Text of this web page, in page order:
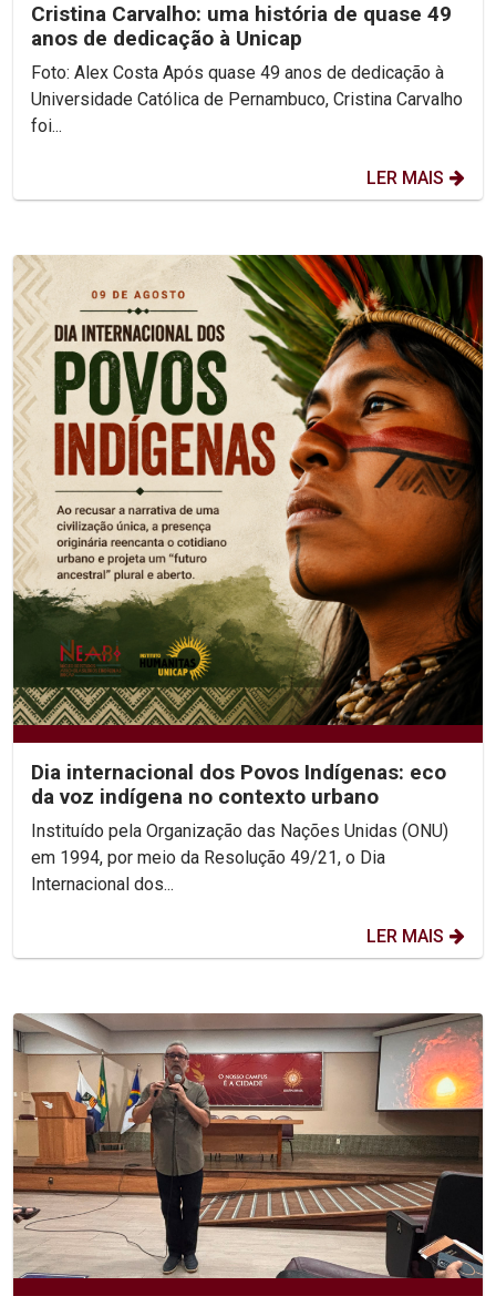
Cristina Carvalho: uma história de quase 49
anos de dedicação à Unicap
Foto: Alex Costa Após quase 49 anos de dedicação à
Universidade Católica de Pernambuco, Cristina Carvalho
foi...
LER MAIS
Dia internacional dos Povos Indígenas: eco
da voz indígena no contexto urbano
Instituído pela Organização das Nações Unidas (ONU)
em 1994, por meio da Resolução 49/21, o Dia
Internacional dos...
LER MAIS